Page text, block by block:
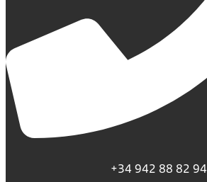
+34 942 88 82 94